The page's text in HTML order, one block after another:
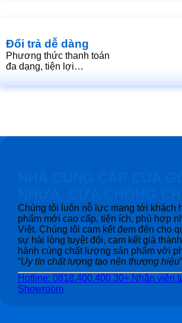
Đổi trả dễ dàng
Phương thức thanh toán
đa dạng, tiện lợi…
Chúng tôi luôn nỗ lực mang tới khách
phẩm mới cao cấp, tiện ích, phù hợp
Việt. Chúng tôi cam kết đem đến cho
sự hài lòng tuyệt đối, cam kết giá
hành cùng chất lượng sản phẩm với
“Uy tín chất lượng tạo nên thương hiệu”
Hotline: 0818.400.400 30+ Nhân viên
Showroom